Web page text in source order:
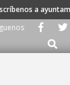
a
Buscar